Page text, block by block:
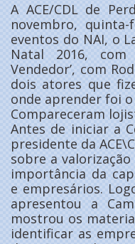
A ACE/CDL de
novembro,
eventos do NAI, o
Natal 2016, com
Vendedor’, com
dois atores que
onde aprender foi
Compareceram
Antes de iniciar a
presidente da
sobre a
importância da
e empresários.
apresentou a
mostrou os
identificar as